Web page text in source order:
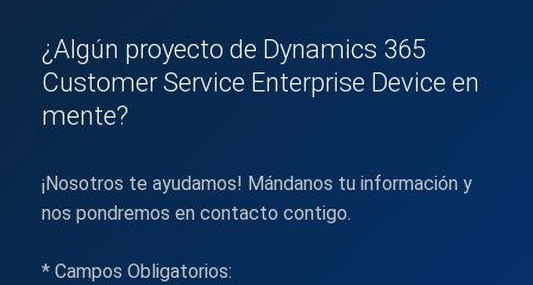
¿Algún proyecto de Dynamics 365
Customer Service Enterprise Device en
mente?
¡Nosotros te ayudamos! Mándanos tu información y
nos pondremos en contacto contigo.
* Campos Obligatorios: